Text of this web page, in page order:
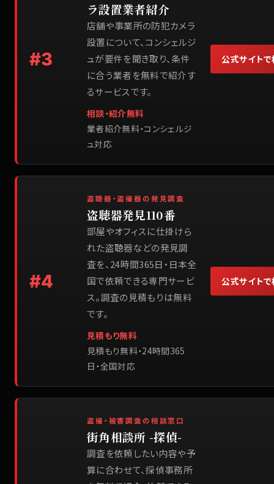
#3
ラ設置業者紹介
店舗や事業所の防犯カメラ
設置について、コンシェルジ
ュが要件を聞き取り、条件
に合う業者を無料で紹介す
るサービスです。
相談・紹介無料
業者紹介無料・コンシェルジ
ュ対応
公式サイト
#4
盗聴器・盗撮器の発見調査
盗聴器発見110番
部屋やオフィスに仕掛けら
れた盗聴器などの発見調
査を、24時間365日・日本全
国で依頼できる専門サービ
ス。調査の見積もりは無料
です。
見積もり無料
見積もり無料・24時間365
日・全国対応
公式サイト
盗撮・被害調査の相談窓口
街角相談所 -探偵-
調査を依頼したい内容や予
算に合わせて、探偵事務所